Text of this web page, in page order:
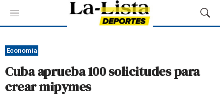
M
e
ú
M
o
Economía
Cuba aprueba 100 solicitudes para
crear mipymes